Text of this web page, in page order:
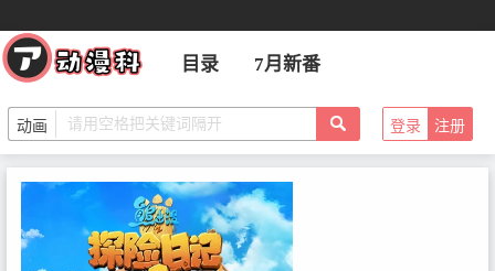
目录 7月新番
登录 注册